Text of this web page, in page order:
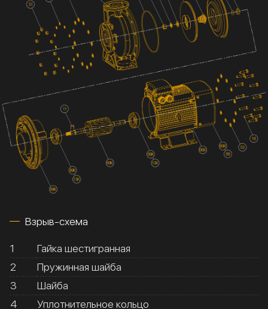
Взрыв-схема
1
Гайка шестигранная
2
Пружинная шайба
3
Шайба
4
Уплотнительное кольцо